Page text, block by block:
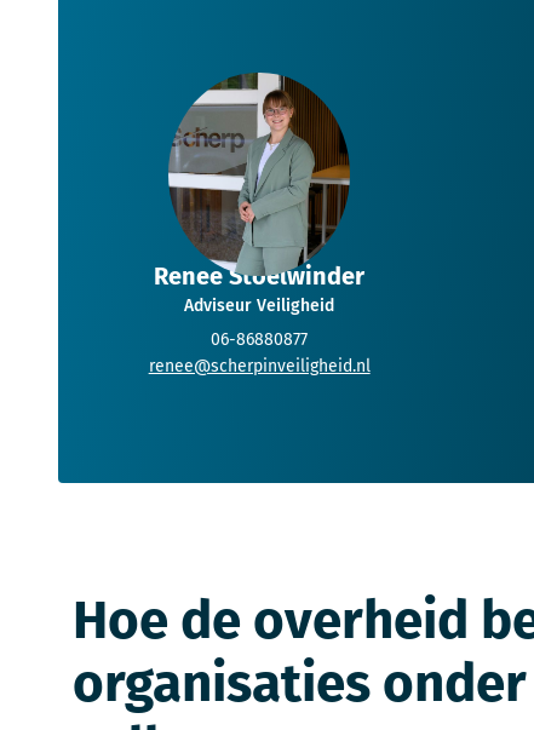
Renee Stoelwinder
Adviseur Veiligheid
06-86880877
renee@scherpinveiligheid.nl
Hoe de overheid
organisaties